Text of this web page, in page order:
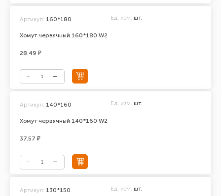
Хомут червячный 160*180 W2
Артикул: 160*180 Ед. изм. шт.
28.49 ₽
Хомут червячный 140*160 W2
Артикул: 140*160 Ед. изм. шт.
37.57 ₽
Артикул: 130*150 Ед. изм. шт.